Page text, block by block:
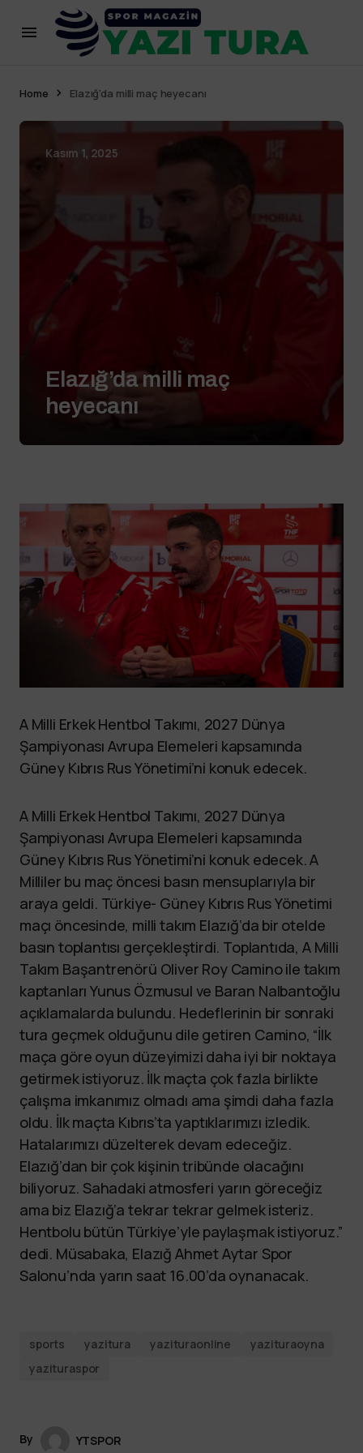
Home Elazığ’da milli maç heyecanı
Kasım 1, 2025
Elazığ’da milli maç
heyecanı
A Milli Erkek Hentbol Takımı, 2027 Dünya
Şampiyonası Avrupa Elemeleri kapsamında
Güney Kıbrıs Rus Yönetimi’ni konuk edecek.
A Milli Erkek Hentbol Takımı, 2027 Dünya
Şampiyonası Avrupa Elemeleri kapsamında
Güney Kıbrıs Rus Yönetimi’ni konuk edecek. A
Milliler bu maç öncesi basın mensuplarıyla bir
araya geldi. Türkiye- Güney Kıbrıs Rus Yönetimi
maçı öncesinde, milli takım Elazığ’da bir otelde
basın toplantısı gerçekleştirdi. Toplantıda, A Milli
Takım Başantrenörü Oliver Roy Camino ile takım
kaptanları Yunus Özmusul ve Baran Nalbantoğlu
açıklamalarda bulundu. Hedeflerinin bir sonraki
tura geçmek olduğunu dile getiren Camino, “İlk
maça göre oyun düzeyimizi daha iyi bir noktaya
getirmek istiyoruz. İlk maçta çok fazla birlikte
çalışma imkanımız olmadı ama şimdi daha fazla
oldu. İlk maçta Kıbrıs’ta yaptıklarımızı izledik.
Hatalarımızı düzelterek devam edeceğiz.
Elazığ’dan bir çok kişinin tribünde olacağını
biliyoruz. Sahadaki atmosferi yarın göreceğiz
ama biz Elazığ’a tekrar tekrar gelmek isteriz.
Hentbolu bütün Türkiye’yle paylaşmak istiyoruz.”
dedi. Müsabaka, Elazığ Ahmet Aytar Spor
Salonu’nda yarın saat 16.00’da oynanacak.
sports yazitura yazituraonline
yazituraoyna
yazituraspor
By YTSPOR